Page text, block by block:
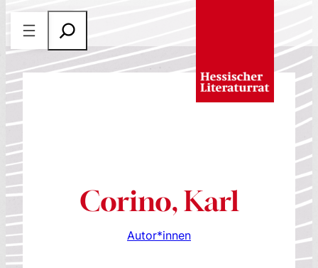
Zum
Inhalt
springen
h
Corino, Karl
Autor*innen